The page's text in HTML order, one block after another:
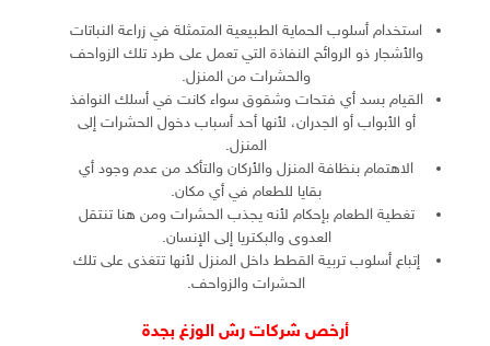
استخدام أسلوب الحماية الطبيعية المتمثلة في زراعة النباتات
والأشجار ذو الروائح النفاذة التي تعمل على طرد تلك الزواحف
والحشرات من المنزل.
القيام بسد أي فتحات وشقوق سواء كانت في أسلك النوافذ
أو الأبواب أو الجدران، لأنها أحد أسباب دخول الحشرات إلى
المنزل.
الاهتمام بنظافة المنزل والأركان والتأكد من عدم وجود أي
بقايا للطعام في أي مكان.
تغطية الطعام بإحكام لأنه يجذب الحشرات ومن هنا تنتقل
العدوى والبكتريا إلى الإنسان.
إتباع أسلوب تربية القطط داخل المنزل لأنها تتغذى على تلك
الحشرات والزواحف.
أرخص شركات رش الوزغ بجدة